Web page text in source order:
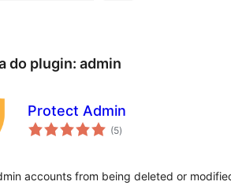
do plugin: admin
Protect Admin
(5valoracións
totais
)
accounts from being deleted or